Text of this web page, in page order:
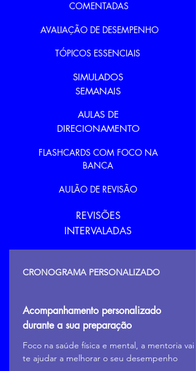
COMENTADAS
AVALIAÇÃO DE DESEMPENHO
TÓPICOS ESSENCIAIS
SIMULADOS
SEMANAIS
AULAS DE
DIRECIONAMENTO
FLASHCARDS COM FOCO NA
BANCA
AULÃO DE REVISÃO
REVISÕES
INTERVALADAS
CRONOGRAMA PERSONALIZADO
Acompanhamento personalizado
durante a sua preparação
Foco na saúde física e mental, a mentoria vai
te ajudar a melhorar o seu desempenho